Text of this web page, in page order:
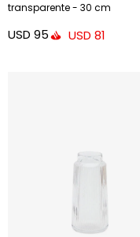
transparente - 30 cm
USD 95 USD 81